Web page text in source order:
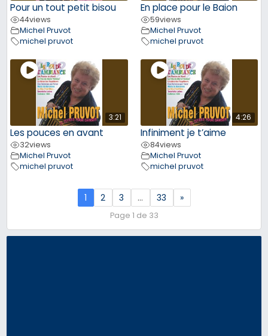
Pour un tout petit bisou
44views
Michel Pruvot
michel pruvot
En place pour le Baion
59views
Michel Pruvot
michel pruvot
3:21
Les pouces en avant
32views
Michel Pruvot
michel pruvot
4:26
Infiniment je t’aime
84views
Michel Pruvot
michel pruvot
1 2 3 … 33 »
Page 1 de 33